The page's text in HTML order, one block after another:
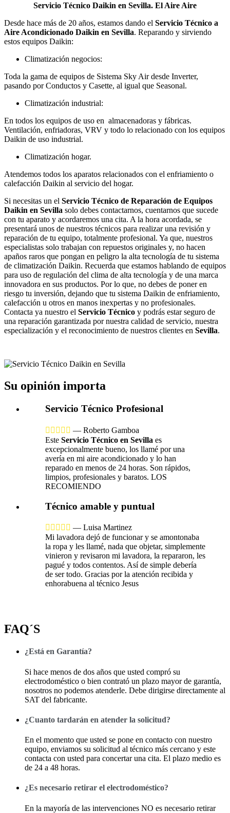
Servicio Técnico Daikin en Sevilla. El Aire Aire
Desde hace más de 20 años, estamos dando el Servicio Técnico a
Aire Acondicionado Daikin en Sevilla. Reparando y sirviendo
estos equipos Daikin:
Climatización negocios:
Toda la gama de equipos de Sistema Sky Air desde Inverter,
pasando por Conductos y Casette, al igual que Seasonal.
Climatización industrial:
En todos los equipos de uso en almacenadoras y fábricas.
Ventilación, enfriadoras, VRV y todo lo relacionado con los equipos
Daikin de uso industrial.
Climatización hogar.
Atendemos todos los aparatos relacionados con el enfriamiento o
calefacción Daikin al servicio del hogar.
Si necesitas un el Servicio Técnico de Reparación de Equipos
Daikin en Sevilla solo debes contactarnos, cuentarnos que sucede
con tu aparato y acordaremos una cita. A la hora acordada, se
presentará unos de nuestros técnicos para realizar una revisión y
reparación de tu equipo, totalmente profesional. Ya que, nuestros
especialistas solo trabajan con repuestos originales y, no hacen
apaños raros que pongan en peligro la alta tecnología de tu sistema
de climatización Daikin. Recuerda que estamos hablando de equipos
para uso de regulación del clima de alta tecnología y de una marca
innovadora en sus productos. Por lo que, no debes de poner en
riesgo tu inversión, dejando que tu sistema Daikin de enfriamiento,
calefacción u otros en manos inexpertas y no profesionales.
Contacta ya nuestro el Servicio Técnico y podrás estar seguro de
una reparación garantizada por nuestra calidad de servicio, nuestra
especialización y el reconocimiento de nuestros clientes en Sevilla.
Su opinión importa
Servicio Técnico Profesional
     — Roberto Gamboa
Este Servicio Técnico en Sevilla es
excepcionalmente bueno, los llamé por una
avería en mi aire acondicionado y lo han
reparado en menos de 24 horas. Son rápidos,
limpios, profesionales y baratos. LOS
RECOMIENDO
Técnico amable y puntual
     — Luisa Martinez
Mi lavadora dejó de funcionar y se amontonaba
la ropa y les llamé, nada que objetar, simplemente
vinieron y revisaron mi lavadora, la repararon, les
pagué y todos contentos. Así de simple debería
de ser todo. Gracias por la atención recibida y
enhorabuena al técnico Jesus
FAQ´S
¿Está en Garantía?
Si hace menos de dos años que usted compró su
electrodoméstico o bien contrató un plazo mayor de garantía,
nosotros no podemos atenderle. Debe dirigirse directamente al
SAT del fabricante.
¿Cuanto tardarán en atender la solicitud?
En el momento que usted se pone en contacto con nuestro
equipo, enviamos su solicitud al técnico más cercano y este
contacta con usted para concertar una cita. El plazo medio es
de 24 a 48 horas.
¿Es necesario retirar el electrodoméstico?
En la mayoría de las intervenciones NO es necesario retirar